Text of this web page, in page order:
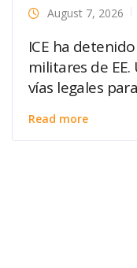
August 7, 2026
ICE ha
militares de
vías legales
Read more